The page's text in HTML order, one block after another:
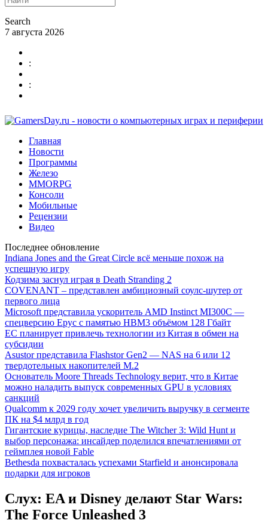
Search
7 августа 2026
:
:
Главная
Новости
Программы
Железо
MMORPG
Консоли
Мобильные
Рецензии
Видео
Последнее обновление
Indiana Jones and the Great Circle всё меньше похож на
успешную игру
Кодзима заснул играя в Death Stranding 2
COVENANT – представлен амбициозный соулс-шутер от
первого лица
Microsoft представила ускоритель AMD Instinct MI300C —
спецверсию Epyc с памятью HBM3 объёмом 128 Гбайт
ЕС планирует привлечь технологии из Китая в обмен на
субсидии
Asustor представила Flashstor Gen2 — NAS на 6 или 12
твердотельных накопителей M.2
Основатель Moore Threads Technology верит, что в Китае
можно наладить выпуск современных GPU в условиях
санкций
Qualcomm к 2029 году хочет увеличить выручку в сегменте
ПК на $4 млрд в год
Гигантские курицы, наследие The Witcher 3: Wild Hunt и
выбор персонажа: инсайдер поделился впечатлениями от
геймплея новой Fable
Bethesda похвасталась успехами Starfield и анонсировала
подарки для игроков
Слух: EA и Disney делают Star Wars:
The Force Unleashed 3